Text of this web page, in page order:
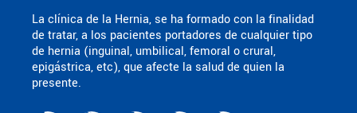
La clínica de la Hernia, se ha formado con la finalidad
de tratar, a los pacientes portadores de cualquier tipo
de hernia (inguinal, umbilical, femoral o crural,
epigástrica, etc), que afecte la salud de quien la
presente.